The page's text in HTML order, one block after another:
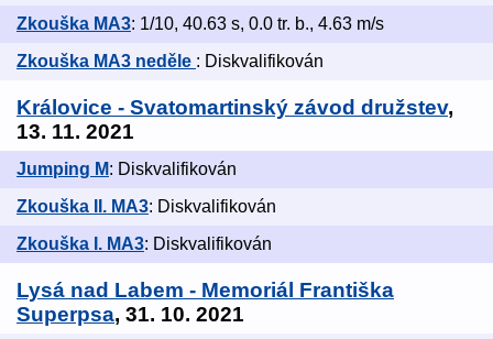
Zkouška MA3: 1/10, 40.63 s, 0.0 tr. b., 4.63 m/s
Zkouška MA3 neděle : Diskvalifikován
Královice - Svatomartinský závod družstev,
13. 11. 2021
Jumping M: Diskvalifikován
Zkouška II. MA3: Diskvalifikován
Zkouška I. MA3: Diskvalifikován
Lysá nad Labem - Memoriál Františka
Superpsa, 31. 10. 2021